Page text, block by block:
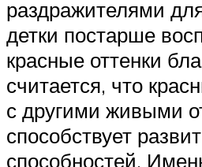
раздражителями
детки постарше
красные оттенки
считается, что
с другими живыми
способствует
способностей.